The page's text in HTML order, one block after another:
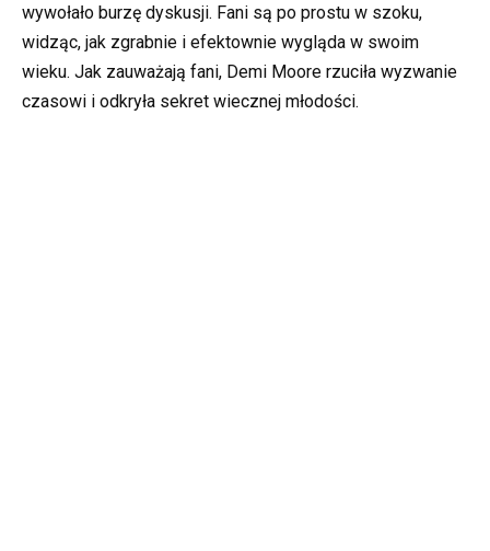
wywołało burzę dyskusji. Fani są po prostu w szoku,
widząc, jak zgrabnie i efektownie wygląda w swoim
wieku. Jak zauważają fani, Demi Moore rzuciła wyzwanie
czasowi i odkryła sekret wiecznej młodości.